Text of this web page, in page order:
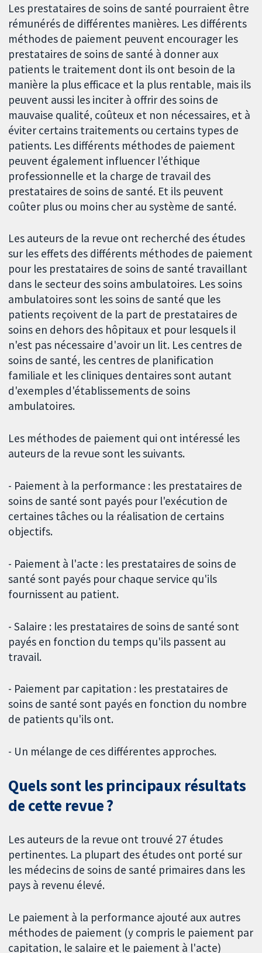
Les prestataires de soins de santé pourraient être
rémunérés de différentes manières. Les différents
méthodes de paiement peuvent encourager les
prestataires de soins de santé à donner aux
patients le traitement dont ils ont besoin de la
manière la plus efficace et la plus rentable, mais ils
peuvent aussi les inciter à offrir des soins de
mauvaise qualité, coûteux et non nécessaires, et à
éviter certains traitements ou certains types de
patients. Les différents méthodes de paiement
peuvent également influencer l’éthique
professionnelle et la charge de travail des
prestataires de soins de santé. Et ils peuvent
coûter plus ou moins cher au système de santé.
Les auteurs de la revue ont recherché des études
sur les effets des différents méthodes de paiement
pour les prestataires de soins de santé travaillant
dans le secteur des soins ambulatoires. Les soins
ambulatoires sont les soins de santé que les
patients reçoivent de la part de prestataires de
soins en dehors des hôpitaux et pour lesquels il
n'est pas nécessaire d'avoir un lit. Les centres de
soins de santé, les centres de planification
familiale et les cliniques dentaires sont autant
d'exemples d'établissements de soins
ambulatoires.
Les méthodes de paiement qui ont intéressé les
auteurs de la revue sont les suivants.
- Paiement à la performance : les prestataires de
soins de santé sont payés pour l'exécution de
certaines tâches ou la réalisation de certains
objectifs.
- Paiement à l'acte : les prestataires de soins de
santé sont payés pour chaque service qu'ils
fournissent au patient.
- Salaire : les prestataires de soins de santé sont
payés en fonction du temps qu'ils passent au
travail.
- Paiement par capitation : les prestataires de
soins de santé sont payés en fonction du nombre
de patients qu'ils ont.
- Un mélange de ces différentes approches.
Quels sont les principaux résultats
de cette revue ?
Les auteurs de la revue ont trouvé 27 études
pertinentes. La plupart des études ont porté sur
les médecins de soins de santé primaires dans les
pays à revenu élevé.
Le paiement à la performance ajouté aux autres
méthodes de paiement (y compris le paiement par
capitation, le salaire et le paiement à l'acte)